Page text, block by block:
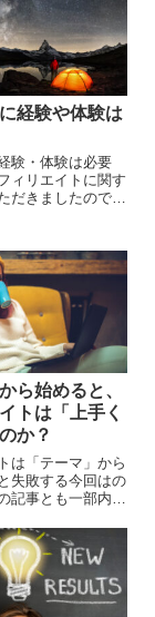
経験や体験は
験・体験は必要
ィリエイトに関す
だきましたので、
ける「視点」と
語るのか？...
ら始めると、
トは「上手く
か？
は「テーマ」から
失敗する今回はの
記事とも一部内容
から改めて記事に
す。 成約するサ
サイト...